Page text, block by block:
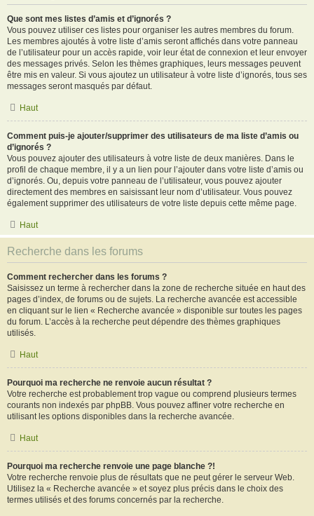
Que sont mes listes d’amis et d’ignorés ?
Vous pouvez utiliser ces listes pour organiser les autres membres du forum.
Les membres ajoutés à votre liste d’amis seront affichés dans votre panneau
de l’utilisateur pour un accès rapide, voir leur état de connexion et leur envoyer
des messages privés. Selon les thèmes graphiques, leurs messages peuvent
être mis en valeur. Si vous ajoutez un utilisateur à votre liste d’ignorés, tous ses
messages seront masqués par défaut.
Haut
Comment puis-je ajouter/supprimer des utilisateurs de ma liste d’amis ou
d’ignorés ?
Vous pouvez ajouter des utilisateurs à votre liste de deux manières. Dans le
profil de chaque membre, il y a un lien pour l’ajouter dans votre liste d’amis ou
d’ignorés. Ou, depuis votre panneau de l’utilisateur, vous pouvez ajouter
directement des membres en saisissant leur nom d’utilisateur. Vous pouvez
également supprimer des utilisateurs de votre liste depuis cette même page.
Haut
Recherche dans les forums
Comment rechercher dans les forums ?
Saisissez un terme à rechercher dans la zone de recherche située en haut des
pages d’index, de forums ou de sujets. La recherche avancée est accessible
en cliquant sur le lien « Recherche avancée » disponible sur toutes les pages
du forum. L’accès à la recherche peut dépendre des thèmes graphiques
utilisés.
Haut
Pourquoi ma recherche ne renvoie aucun résultat ?
Votre recherche est probablement trop vague ou comprend plusieurs termes
courants non indexés par phpBB. Vous pouvez affiner votre recherche en
utilisant les options disponibles dans la recherche avancée.
Haut
Pourquoi ma recherche renvoie une page blanche ?!
Votre recherche renvoie plus de résultats que ne peut gérer le serveur Web.
Utilisez la « Recherche avancée » et soyez plus précis dans le choix des
termes utilisés et des forums concernés par la recherche.